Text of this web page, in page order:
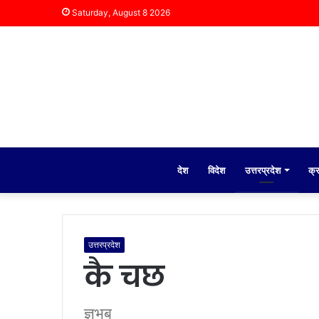
Saturday, August 8 2026
देश विदेश उत्तरप्रदेश
उत्तरप्रदेश
कै चछ
ज्ञभब